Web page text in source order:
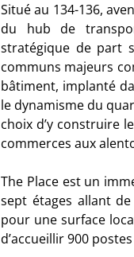
Situé au 134-136,
du hub de
stratégique de part
communs majeurs
bâtiment, implanté
le dynamisme du
choix d’y construire
commerces aux
The Place est un
sept étages allant
pour une surface
d’accueillir 900